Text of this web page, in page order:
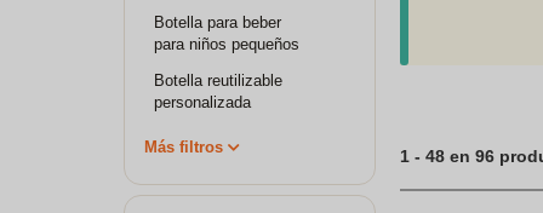
Botella para beber
para niños pequeños
Botella reutilizable
personalizada
Más filtros 1 - 48 en 96